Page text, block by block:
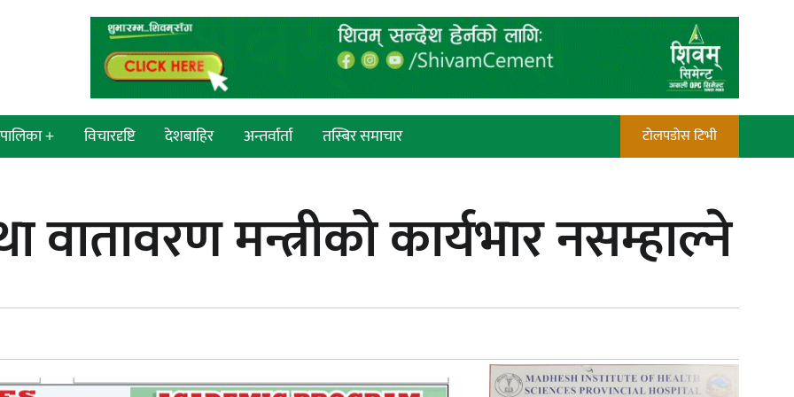
+
प्रदेश
प्रदेश
विचारदृष्टि देशबाहिर अन्तर्वार्ता तस्बिर समाचार टोलपडोस टिभी
न्याय सुनिश्चित गर्न सुरक्षा निकायको
दायित्व महत्त्वपूर्ण हुन्छ : मेयर मण्डल
रौतहटमा चट्याङ लाग्दा एककोे मृत्यु
निकै बलियो र जीवन्त विकास
भयो : जनमत पत्रकार संघ
मन्त्रीको कार्यभार नसम्हाल्ने